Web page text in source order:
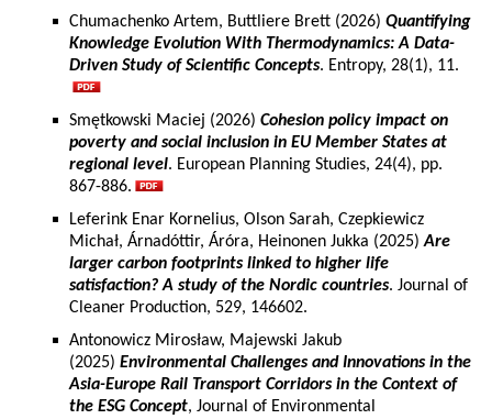
Chumachenko Artem, Buttliere Brett (2026) Quantifying
Knowledge Evolution With Thermodynamics: A Data-
Driven Study of Scientific Concepts. Entropy, 28(1), 11.
Smętkowski Maciej (2026) Cohesion policy impact on
poverty and social inclusion in EU Member States at
regional level. European Planning Studies, 24(4), pp.
867-886.
Leferink Enar Kornelius, Olson Sarah, Czepkiewicz
Michał, Árnadóttir, Áróra, Heinonen Jukka (2025)Are
larger carbon footprints linked to higher life
satisfaction? A study of the Nordic countries. Journal of
Cleaner Production, 529, 146602.
Antonowicz Mirosław, Majewski Jakub
(2025) Environmental Challenges and Innovations in the
Asia-Europe Rail Transport Corridors in the Context of
the ESG Concept, Journal of Environmental